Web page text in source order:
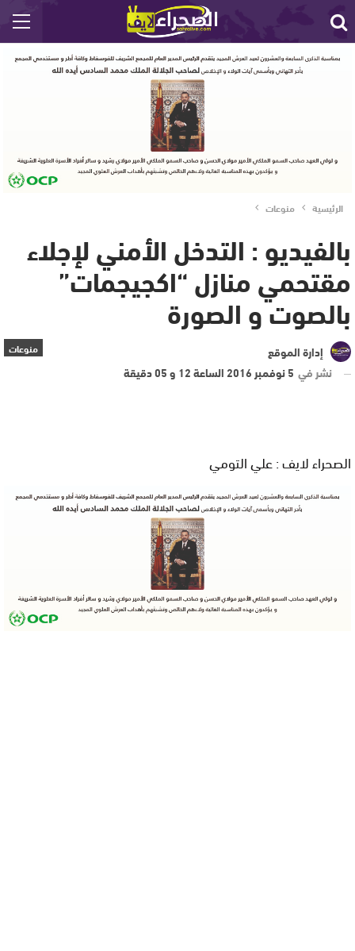
الرئيسية منوعات
بالفيديو : التدخل الأمني لإجلاء
مقتحمي منازل “اكجيجمات”
بالصوت و الصورة
منوعات
إدارة الموقع
نشر في 5 نوفمبر 2016 الساعة 12 و 05 دقيقة
الصحراء لايف : علي التومي